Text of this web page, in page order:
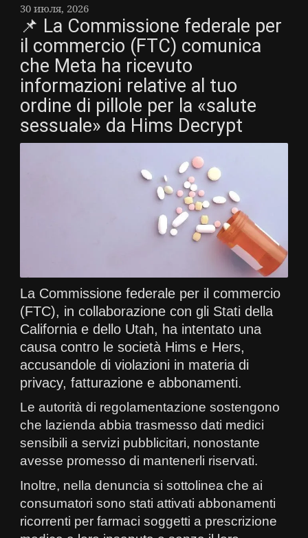
30 июля, 2026
📌 La Commissione federale per
il commercio (FTC) comunica
che Meta ha ricevuto
informazioni relative al tuo
ordine di pillole per la «salute
sessuale» da Hims Decrypt
La Commissione federale per il commercio
(FTC), in collaborazione con gli Stati della
California e dello Utah, ha intentato una
causa contro le società Hims e Hers,
accusandole di violazioni in materia di
privacy, fatturazione e abbonamenti.
Le autorità di regolamentazione sostengono
che lazienda abbia trasmesso dati medici
sensibili a servizi pubblicitari, nonostante
avesse promesso di mantenerli riservati.
Inoltre, nella denuncia si sottolinea che ai
consumatori sono stati attivati abbonamenti
ricorrenti per farmaci soggetti a prescrizione